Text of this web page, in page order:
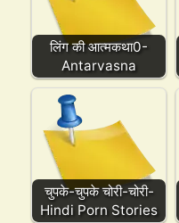
लिंग की आत्मकथा0-
Antarvasna
चुपके-चुपके चोरी-चोरी-
Hindi Porn Stories